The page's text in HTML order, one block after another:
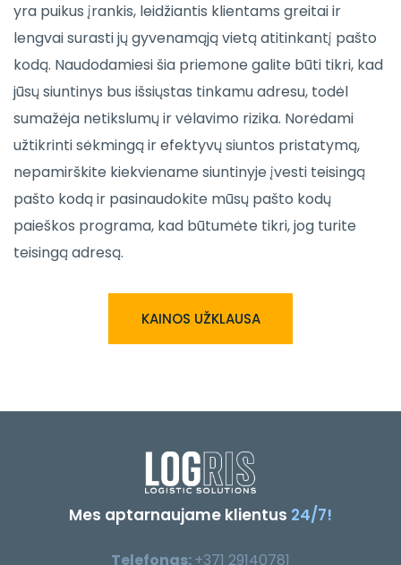
yra puikus įrankis, leidžiantis klientams greitai ir
lengvai surasti jų gyvenamąją vietą atitinkantį pašto
kodą. Naudodamiesi šia priemone galite būti tikri, kad
jūsų siuntinys bus išsiųstas tinkamu adresu, todėl
sumažėja netikslumų ir vėlavimo rizika. Norėdami
užtikrinti sėkmingą ir efektyvų siuntos pristatymą,
nepamirškite kiekviename siuntinyje įvesti teisingą
pašto kodą ir pasinaudokite mūsų pašto kodų
paieškos programa, kad būtumėte tikri, jog turite
teisingą adresą.
KAINOS UŽKLAUSA
Mes aptarnaujame klientus 24/7!
Telefonas:+371 29140781